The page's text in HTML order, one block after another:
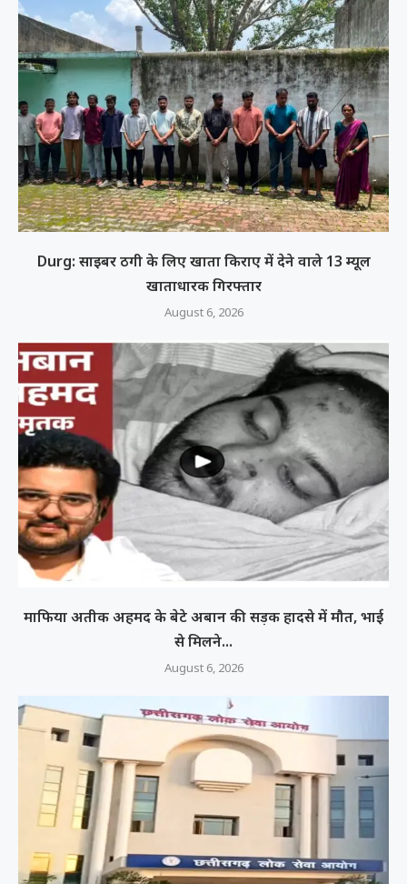
Durg: साइबर ठगी के लिए खाता किराए में देने वाले 13 म्यूल
खाताधारक गिरफ्तार
August 6, 2026
माफिया अतीक अहमद के बेटे अबान की सड़क हादसे में मौत, भाई
से मिलने...
August 6, 2026